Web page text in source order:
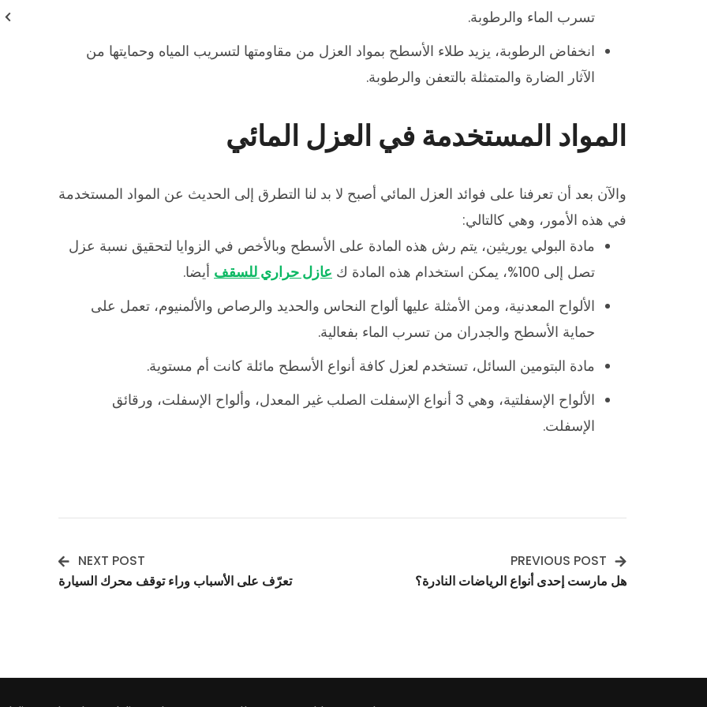
تسرب الماء والرطوبة.
انخفاض الرطوبة، يزيد طلاء الأسطح بمواد العزل من مقاومتها لتسريب المياه وحمايتها من
الآثار الضارة والمتمثلة بالتعفن والرطوبة.
المواد المستخدمة في العزل المائي
والآن بعد أن تعرفنا على فوائد العزل المائي أصبح لا بد لنا التطرق إلى الحديث عن المواد المستخدمة
في هذه الأمور، وهي كالتالي:
مادة البولي يوريثين، يتم رش هذه المادة على الأسطح وبالأخص في الزوايا لتحقيق نسبة عزل
تصل إلى 100%، يمكن استخدام هذه المادة ك
عازل حراري للسقف أيضا.
الألواح المعدنية، ومن الأمثلة عليها ألواح النحاس والحديد والرصاص والألمنيوم، تعمل على
حماية الأسطح والجدران من تسرب الماء بفعالية.
مادة البتومين السائل، تستخدم لعزل كافة أنواع الأسطح مائلة كانت أم مستوية.
الألواح الإسفلتية، وهي 3 أنواع الإسفلت الصلب غير المعدل، وألواح الإسفلت، ورقائق
الإسفلت.
Post
PREVIOUS POST
هل مارست إحدى أنواع الرياضات النادرة؟
NEXT POST
تعرّف على الأسباب وراء توقف محرك السيارة